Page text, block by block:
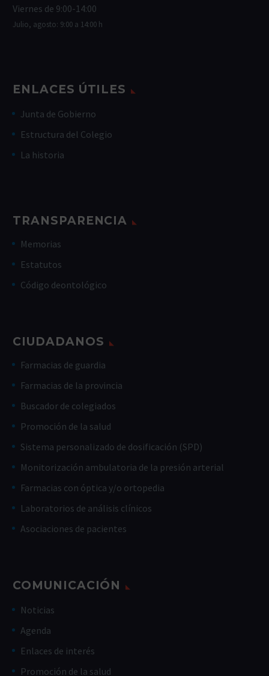
Viernes de 9:00-14:00
Julio, agosto: 9:00 a 14:00 h
ENLACES ÚTILES
Junta de Gobierno
Estructura del Colegio
La historia
TRANSPARENCIA
Memorias
Estatutos
Código deontológico
CIUDADANOS
Farmacias de guardia
Farmacias de la provincia
Buscador de colegiados
Promoción de la salud
Sistema personalizado de dosificación (SPD)
Monitorización ambulatoria de la presión arterial
Farmacias con óptica y/o ortopedia
Laboratorios de análisis clínicos
Asociaciones de pacientes
COMUNICACIÓN
Noticias
Agenda
Enlaces de interés
Promoción de la salud